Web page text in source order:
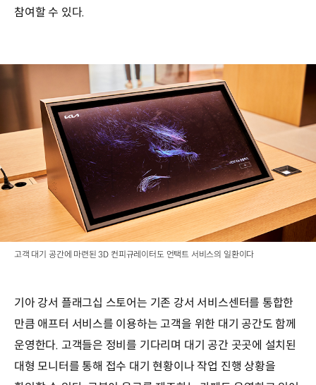
참여할 수 있다.
고객 대기 공간에 마련된 3D 컨피규레이터도 언택트 서비스의 일환이다
기아 강서 플래그십 스토어는 기존 강서 서비스센터를 통합한
만큼 애프터 서비스를 이용하는 고객을 위한 대기 공간도 함께
운영한다. 고객들은 정비를 기다리며 대기 공간 곳곳에 설치된
대형 모니터를 통해 접수 대기 현황이나 작업 진행 상황을